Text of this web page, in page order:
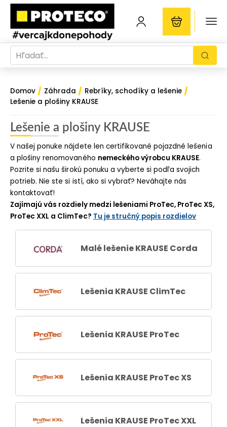
Domov / Záhrada / Rebríky, schodíky a lešenie /
Lešenie a plošiny KRAUSE
Lešenie a plošiny KRAUSE
V našej ponuke nájdete len certifikované pojazdné lešenia
a plošiny renomovaného nemeckého výrobcu KRAUSE.
Pozrite si našu širokú ponuku a vyberte si podľa svojich
potrieb. Nie ste si istí, ako si vybrať? Neváhajte nás
kontaktovať!
Zajímajú vás rozdiely medzi lešeniami ProTec, ProTec XS,
ProTec XXL a ClimTec? Tu je stručný popis rozdielov
Malé lešenie KRAUSE Corda
Lešenia KRAUSE ClimTec
Lešenia KRAUSE ProTec
Lešenia KRAUSE ProTec XS
Lešenia KRAUSE ProTec XXL